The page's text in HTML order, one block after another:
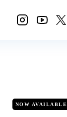
NOW AVAILABLE